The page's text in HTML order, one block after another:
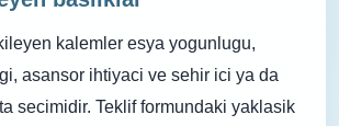
kalemler esya yogunlugu,
asansor ihtiyaci ve sehir ici ya da
secimidir. Teklif formundaki yaklasik